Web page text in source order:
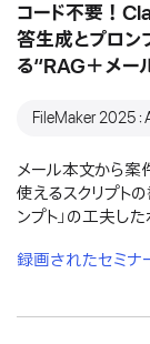
コード不要！
答生成とプロ
る“RAG＋メー
FileMaker 2025：
メール本文から案
使えるスクリプト
ンプト」の工夫し
録画されたセミナ